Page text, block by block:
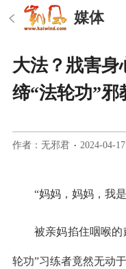
媒体
大法？戕害
缔“法轮功”邪
作者：无邪君 · 2024-04-17
“妈妈，妈妈，我
被亲妈掐住咽喉
轮功”习练者竟然无动于